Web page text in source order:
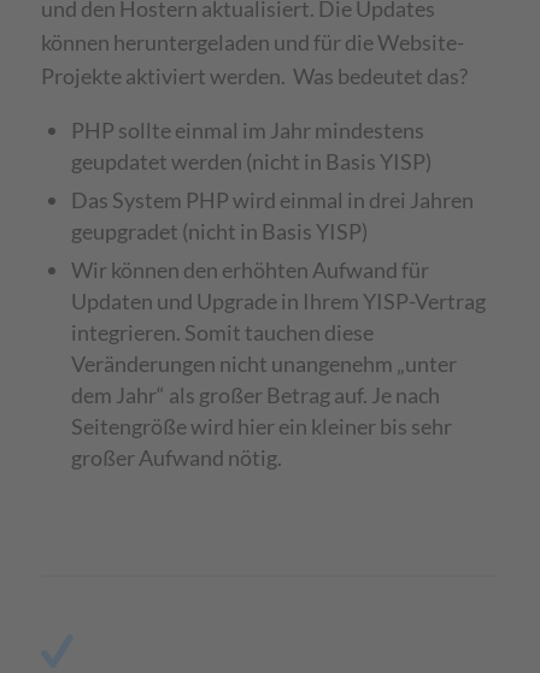
und den Hostern aktualisiert. Die Updates
können heruntergeladen und für die Website-
Projekte aktiviert werden. Was bedeutet das?
PHP sollte einmal im Jahr mindestens
geupdatet werden (nicht in Basis YISP)
Das System PHP wird einmal in drei Jahren
geupgradet (nicht in Basis YISP)
Wir können den erhöhten Aufwand für
Updaten und Upgrade in Ihrem YISP-Vertrag
integrieren. Somit tauchen diese
Veränderungen nicht unangenehm „unter
dem Jahr“ als großer Betrag auf. Je nach
Seitengröße wird hier ein kleiner bis sehr
großer Aufwand nötig.